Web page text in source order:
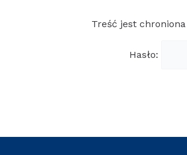
Treść jest
Hasło: